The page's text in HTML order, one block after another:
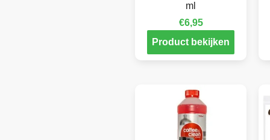
ml
€6,95
Product bekijken